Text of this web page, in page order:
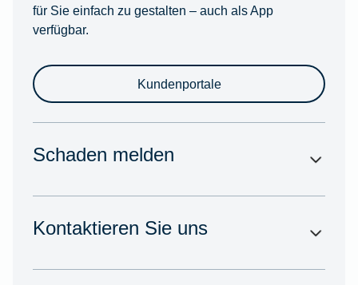
für Sie einfach zu gestalten – auch als App
verfügbar.
Kundenportale
Schaden melden
Kontaktieren Sie uns